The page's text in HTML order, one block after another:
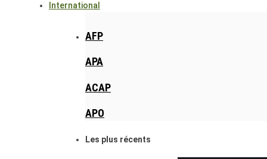
International
AFP
APA
ACAP
APO
Les plus récents